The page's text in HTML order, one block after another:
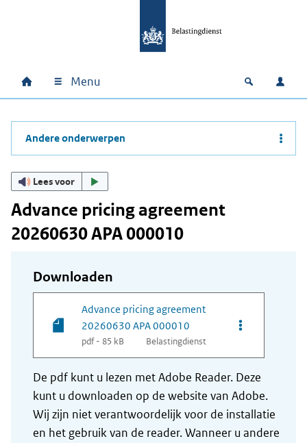
Hoofdnavigatie
Home Menu Open
Andere onderwerpen
Lees voor
Advance pricing agreement
20260630 APA 000010
Downloaden
Advance pricing agreement
20260630 APA 000010
pdf - 85 kB Belastingdienst
Opties van
De pdf kunt u lezen met Adobe Reader. Deze
kunt u downloaden op de website van Adobe.
Wij zijn niet verantwoordelijk voor de installatie
en het gebruik van de reader. Wanneer u andere